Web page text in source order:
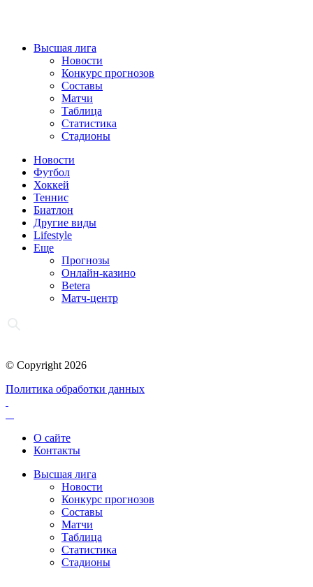
Высшая лига
Новости
Конкурс прогнозов
Составы
Матчи
Таблица
Статистика
Стадионы
Новости
Футбол
Хоккей
Теннис
Биатлон
Другие виды
Lifestyle
Еще
Прогнозы
Онлайн-казино
Betera
Матч-центр
© Copyright 2026
Политика обработки данных
О сайте
Контакты
Высшая лига
Новости
Конкурс прогнозов
Составы
Матчи
Таблица
Статистика
Стадионы